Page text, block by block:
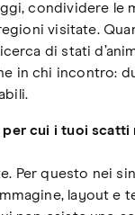
condividere le
visitate.
di stati
in chi incontro:
cui i tuoi scatti
Per questo nei
layout e